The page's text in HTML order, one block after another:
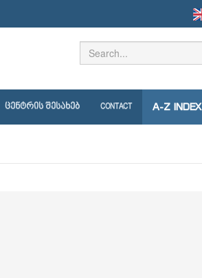
ᲪᲔᲜᲢᲠᲘᲡ ᲨᲔᲡᲐᲮᲔᲑ CONTACT A-Z INDEX